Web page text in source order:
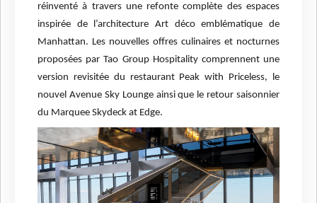
réinventé à travers une refonte complète des espaces
inspirée de l’architecture Art déco emblématique de
Manhattan. Les nouvelles offres culinaires et nocturnes
proposées par Tao Group Hospitality comprennent une
version revisitée du restaurant Peak with Priceless, le
nouvel Avenue Sky Lounge ainsi que le retour saisonnier
du Marquee Skydeck at Edge.